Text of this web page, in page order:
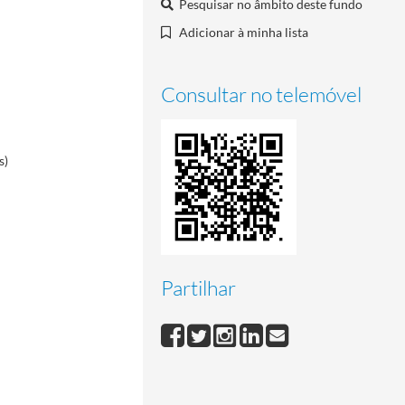
Pesquisar no âmbito deste fundo
Adicionar à minha lista
Consultar no telemóvel
Partilhar